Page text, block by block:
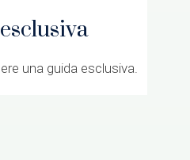
una guida esclusiva.